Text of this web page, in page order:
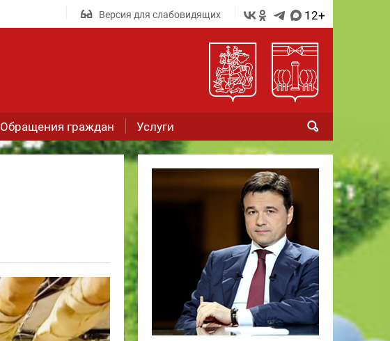
Версия для слабовидящих 12+
Обращения граждан Услуги